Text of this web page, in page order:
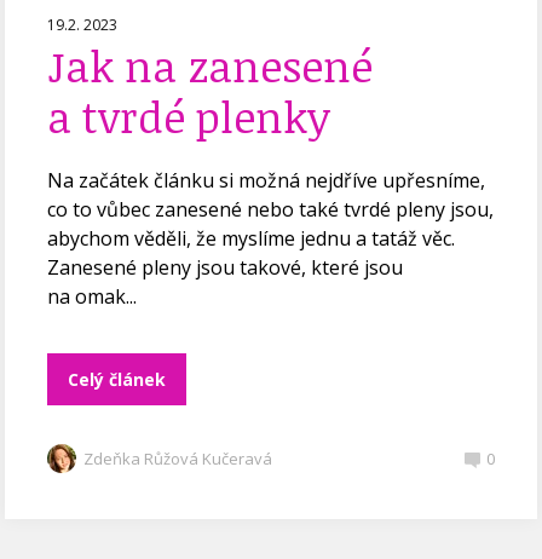
19.2. 2023
Jak na zanesené
a tvrdé plenky
Na začátek článku si možná nejdříve upřesníme,
co to vůbec zanesené nebo také tvrdé pleny jsou,
abychom věděli, že myslíme jednu a tatáž věc.
Zanesené pleny jsou takové, které jsou
na omak...
Celý článek
Zdeňka Růžová Kučeravá 0